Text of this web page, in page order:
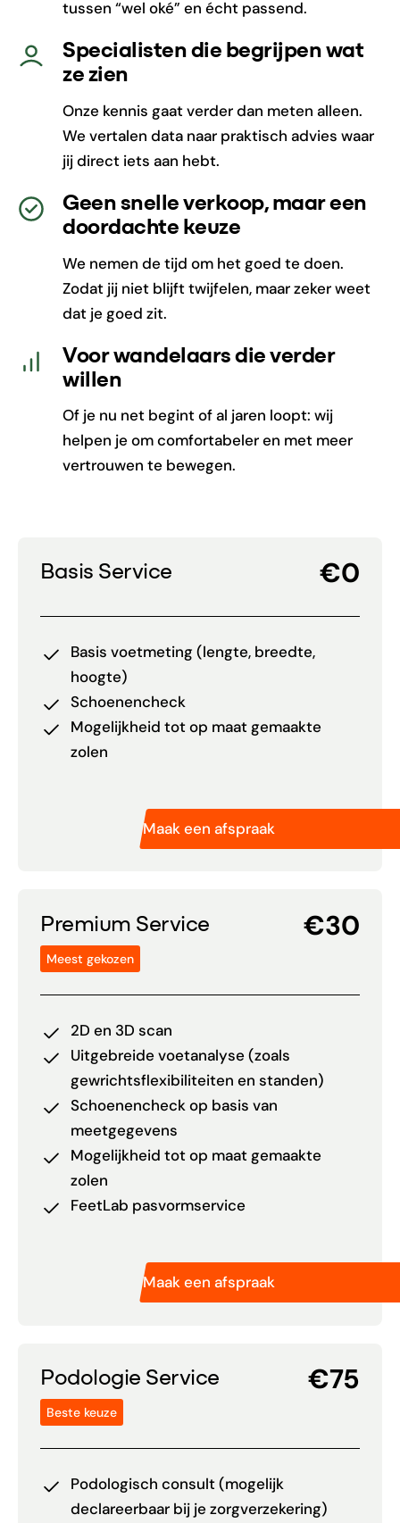
tussen “wel oké” en écht passend.
Specialisten die begrijpen wat
ze zien
Onze kennis gaat verder dan meten alleen.
We vertalen data naar praktisch advies waar
jij direct iets aan hebt.
Geen snelle verkoop, maar een
doordachte keuze
We nemen de tijd om het goed te doen.
Zodat jij niet blijft twijfelen, maar zeker weet
dat je goed zit.
Voor wandelaars die verder
willen
Of je nu net begint of al jaren loopt: wij
helpen je om comfortabeler en met meer
vertrouwen te bewegen.
Basis Service €0
Basis voetmeting (lengte, breedte,
hoogte)
Schoenencheck
Mogelijkheid tot op maat gemaakte
zolen
Maak een afspraak
Premium Service
Meest gekozen
€30
2D en 3D scan
Uitgebreide voetanalyse (zoals
gewrichtsflexibiliteiten en standen)
Schoenencheck op basis van
meetgegevens
Mogelijkheid tot op maat gemaakte
zolen
FeetLab pasvormservice
Maak een afspraak
Podologie Service
Beste keuze
€75
Podologisch consult (mogelijk
declareerbaar bij je zorgverzekering)